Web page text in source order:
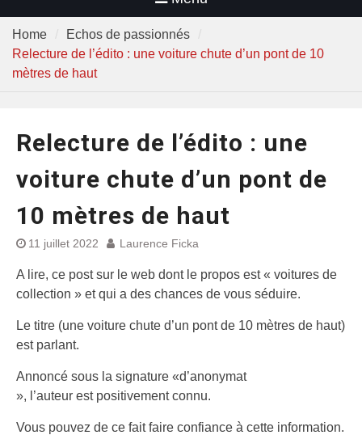
Home
Echos de passionnés
Relecture de l’édito : une voiture chute d’un pont de 10
mètres de haut
Relecture de l’édito : une
voiture chute d’un pont de
10 mètres de haut
11 juillet 2022 Laurence Ficka
A lire, ce post sur le web dont le propos est « voitures de
collection » et qui a des chances de vous séduire.
Le titre (une voiture chute d’un pont de 10 mètres de haut)
est parlant.
Annoncé sous la signature «d’anonymat
», l’auteur est positivement connu.
Vous pouvez de ce fait faire confiance à cette information.